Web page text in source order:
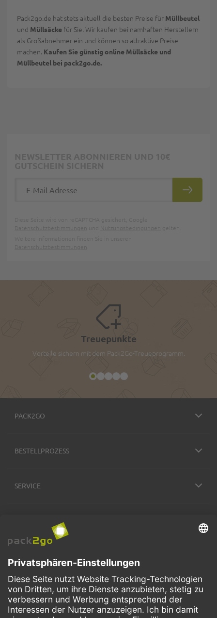
Pack2go.de hat stets aktuell die besten Preise für Müllbeutel
und Müllsäcke für Sie. Wir kaufen bei namhaften Herstellern
als Großabnehmer ein und können so attraktive Preise
machen. Kaufen Sie günstig online Müllsäcke und
Müllbeutel bei pack2go.de.
Treuepunkte
Vorteile sichern mit dem Pack2Go-Treueprogramm.
PACK2GO
BESTELLPROZESS
SERVICE
VERSANDARTEN